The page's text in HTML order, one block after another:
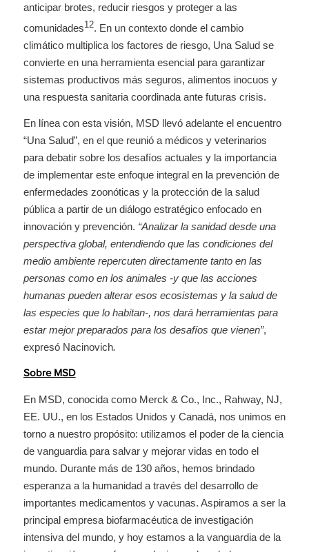
anticipar brotes, reducir riesgos y proteger a las
comunidades12. En un contexto donde el cambio
climático multiplica los factores de riesgo, Una Salud se
convierte en una herramienta esencial para garantizar
sistemas productivos más seguros, alimentos inocuos y
una respuesta sanitaria coordinada ante futuras crisis.
En línea con esta visión, MSD llevó adelante el encuentro
“Una Salud”, en el que reunió a médicos y veterinarios
para debatir sobre los desafíos actuales y la importancia
de implementar este enfoque integral en la prevención de
enfermedades zoonóticas y la protección de la salud
pública a partir de un diálogo estratégico enfocado en
innovación y prevención. “Analizar la sanidad desde una
perspectiva global, entendiendo que las condiciones del
medio ambiente repercuten directamente tanto en las
personas como en los animales -y que las acciones
humanas pueden alterar esos ecosistemas y la salud de
las especies que lo habitan-, nos dará herramientas para
estar mejor preparados para los desafíos que vienen”,
expresó Nacinovich.
Sobre MSD
En MSD, conocida como Merck & Co., Inc., Rahway, NJ,
EE. UU., en los Estados Unidos y Canadá, nos unimos en
torno a nuestro propósito: utilizamos el poder de la ciencia
de vanguardia para salvar y mejorar vidas en todo el
mundo. Durante más de 130 años, hemos brindado
esperanza a la humanidad a través del desarrollo de
importantes medicamentos y vacunas. Aspiramos a ser la
principal empresa biofarmacéutica de investigación
intensiva del mundo, y hoy estamos a la vanguardia de la